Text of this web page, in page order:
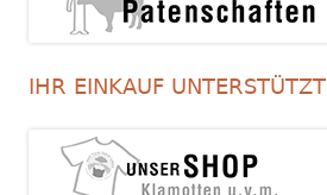
IHR EINKAUF UNTERSTÜTZT